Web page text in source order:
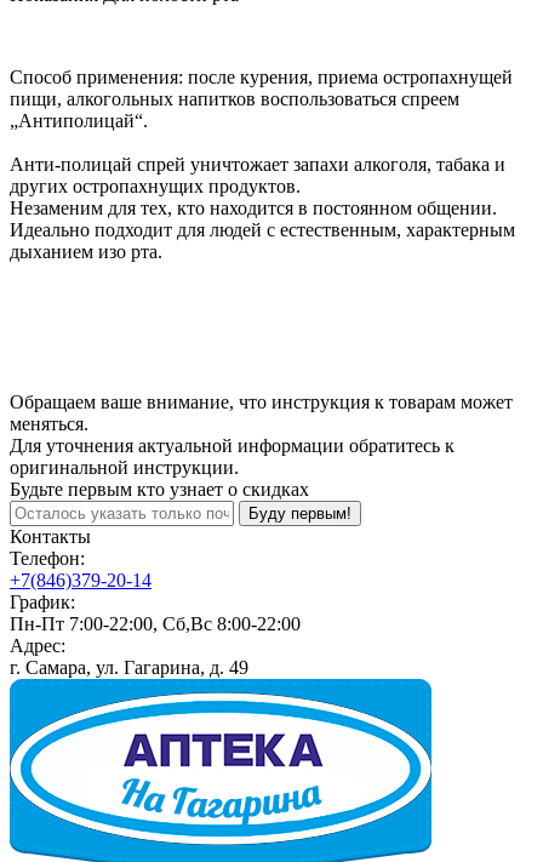
Способ применения: после курения, приема остропахнущей
пищи, алкогольных напитков воспользоваться спреем
„Антиполицай“.
Анти-полицай спрей уничтожает запахи алкоголя, табака и
других остропахнущих продуктов.
Незаменим для тех, кто находится в постоянном общении.
Идеально подходит для людей с естественным, характерным
дыханием изо рта.
Обращаем ваше внимание, что инструкция к товарам может
меняться.
Для уточнения актуальной информации обратитесь к
оригинальной инструкции.
Будьте первым кто узнает о скидках
Буду первым!
Контакты
Телефон:
+7(846)379-20-14
График:
Пн-Пт 7:00-22:00, Сб,Вс 8:00-22:00
Адрес:
г. Самара, ул. Гагарина, д. 49